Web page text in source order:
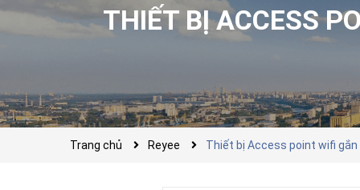
THIẾT BỊ ACCESS
Trang chủ Reyee Thiết bị Access point wifi gắn